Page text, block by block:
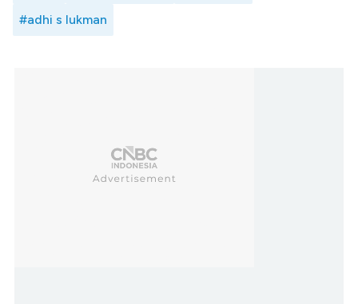
#adhi s lukman